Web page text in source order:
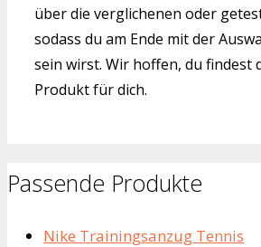
über die verglichenen oder
sodass du am Ende mit der
sein wirst. Wir hoffen, du findest
Produkt für dich.
Passende Produkte
Nike Trainingsanzug Tennis